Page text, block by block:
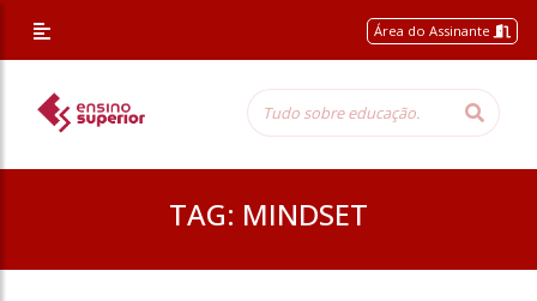
Área do Assinante
TAG: MINDSET